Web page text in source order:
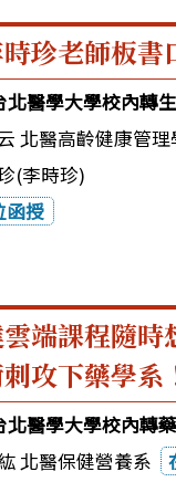
珍老師板書
北醫學大學校內轉
北醫高齡健康管理
(李時珍)
函授
端課程隨
攻下藥學系
北醫學大學校內轉
北醫保健營養系